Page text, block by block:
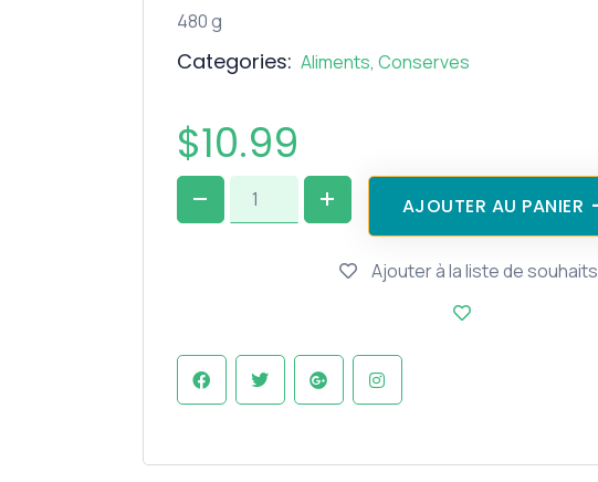
480 g
Categories: Aliments, Conserves
$10.99
AJOUTER AU PANIER
Ajouter à la liste de souhaits